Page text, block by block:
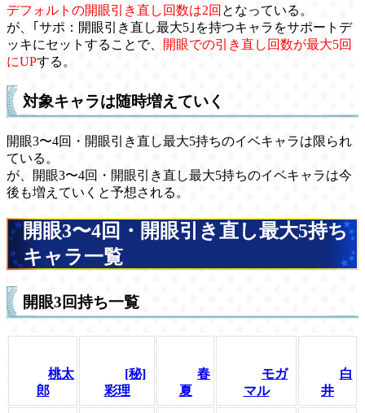
デフォルトの開眼引き直し回数は2回 となっている。
が、｢サポ：開眼引き直し最大5｣を持つキャラをサポートデ
ッキにセットすることで、
開眼での引き直し回数が最大5回
にUPする。
対象キャラは随時増えていく
開眼3〜4回・開眼引き直し最大5持ちのイベキャラは限られ
ている。
が、開眼3〜4回・開眼引き直し最大5持ちのイベキャラは今
後も増えていくと予想される。
開眼3〜4回・開眼引き直し最大5持ち
キャラ一覧
開眼3回持ち一覧
桃太
郎
[秘]
彩理
春
夏
モガ
マル
白
井